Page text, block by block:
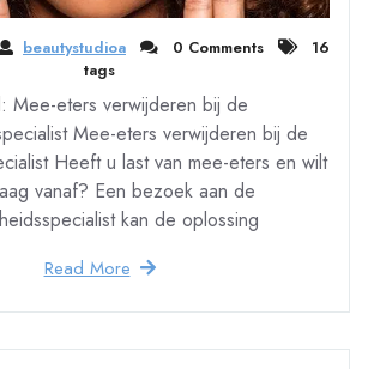
beautystudioa 0 Comments
16
tags
Mee-eters verwijderen bij de
Mee-eters verwijderen bij de
Heeft u last van mee-eters en wilt
vanaf? Een bezoek aan de
kan de oplossing
Read More